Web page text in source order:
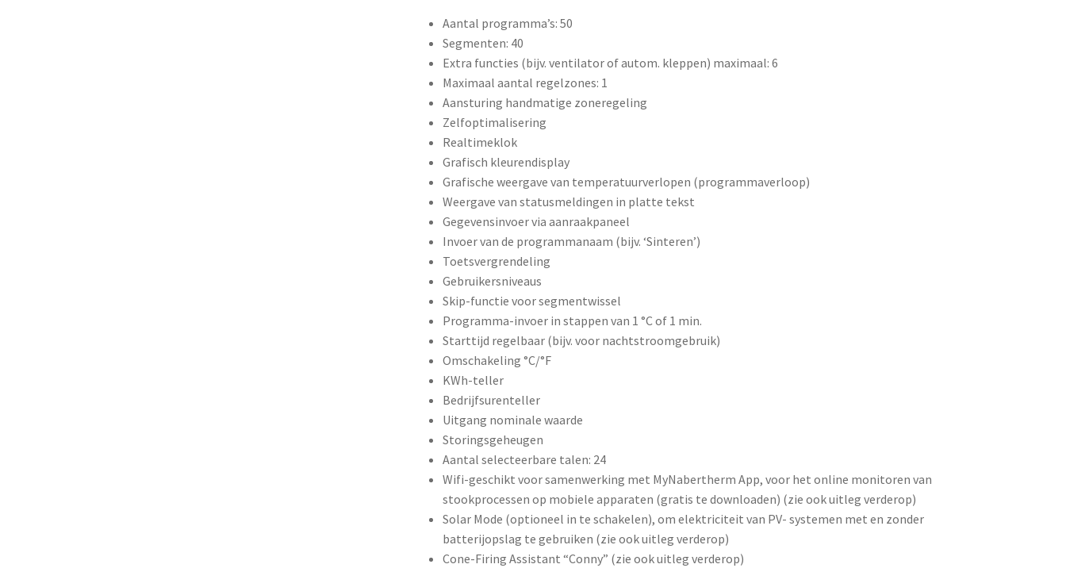
Aantal programma’s: 50
Segmenten: 40
Extra functies (bijv. ventilator of autom. kleppen) maximaal: 6
Maximaal aantal regelzones: 1
Aansturing handmatige zoneregeling
Zelfoptimalisering
Realtimeklok
Grafisch kleurendisplay
Grafische weergave van temperatuurverlopen (programmaverloop)
Weergave van statusmeldingen in platte tekst
Gegevensinvoer via aanraakpaneel
Invoer van de programmanaam (bijv. ‘Sinteren’)
Toetsvergrendeling
Gebruikersniveaus
Skip-functie voor segmentwissel
Programma-invoer in stappen van 1 °C of 1 min.
Starttijd regelbaar (bijv. voor nachtstroomgebruik)
Omschakeling °C/°F
KWh-teller
Bedrijfsurenteller
Uitgang nominale waarde
Storingsgeheugen
Aantal selecteerbare talen: 24
Wifi-geschikt voor samenwerking met MyNabertherm App, voor het online monitoren van
stookprocessen op mobiele apparaten (gratis te downloaden) (zie ook uitleg verderop)
Solar Mode (optioneel in te schakelen), om elektriciteit van PV- systemen met en zonder
batterijopslag te gebruiken (zie ook uitleg verderop)
Cone-Firing Assistant “Conny” (zie ook uitleg verderop)